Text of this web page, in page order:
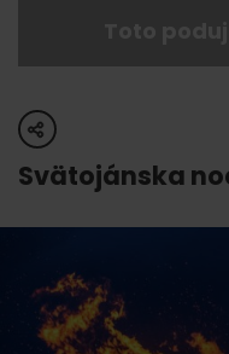
share
Svätojánska